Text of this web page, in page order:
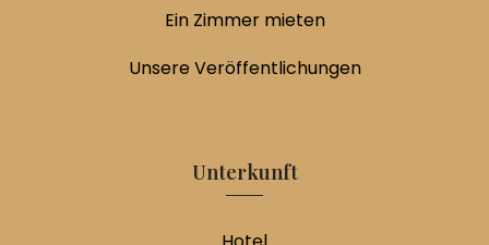
Ein Zimmer mieten
Unsere Veröffentlichungen
Unterkunft